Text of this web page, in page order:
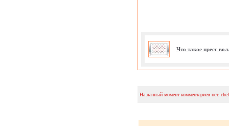
Что такое пресс
На данный момент комментариев нет.